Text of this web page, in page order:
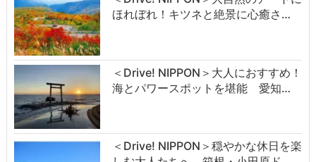
ほれぼれ！キツネと絶景に心癒さ…
＜Drive! NIPPON＞大人におすすめ！
海とパワースポットを堪能 愛知…
＜Drive! NIPPON＞穏やかな休日を楽